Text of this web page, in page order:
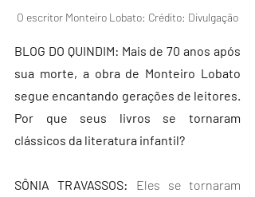
O escritor Monteiro Lobato: Crédito: Divulgação
BLOG DO QUINDIM: Mais de 70 anos após
sua morte, a obra de Monteiro Lobato
segue encantando gerações de leitores.
Por que seus livros se tornaram
clássicos da literatura infantil?
SÔNIA TRAVASSOS: Eles se tornaram